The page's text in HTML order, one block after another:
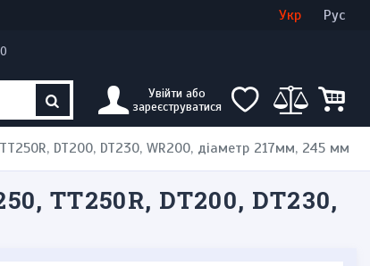
Укр Рус
Увійти або
зареєструватися
DT200, DT230, WR200, діаметр 217мм, 245 мм
DT200, DT230,